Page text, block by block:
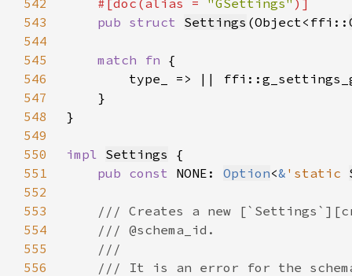
542
#[doc(alias = "GSettings"
543
pub struct Settings (Object<ffi::
544
545
match fn
546
547
548
549
550
impl Settings
551
pub const NONE: Option<& 'static
552
553
554
555
556